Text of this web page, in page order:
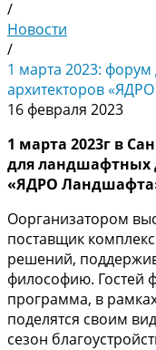
/
Новости
/
1 марта 2023:
архитекторов
16 февраля 2023
1 марта 2023г в
для ландшафтных
«ЯДРО
Оорганизатором
поставщик
решений,
философию. Гостей
программа, в
поделятся своим
сезон